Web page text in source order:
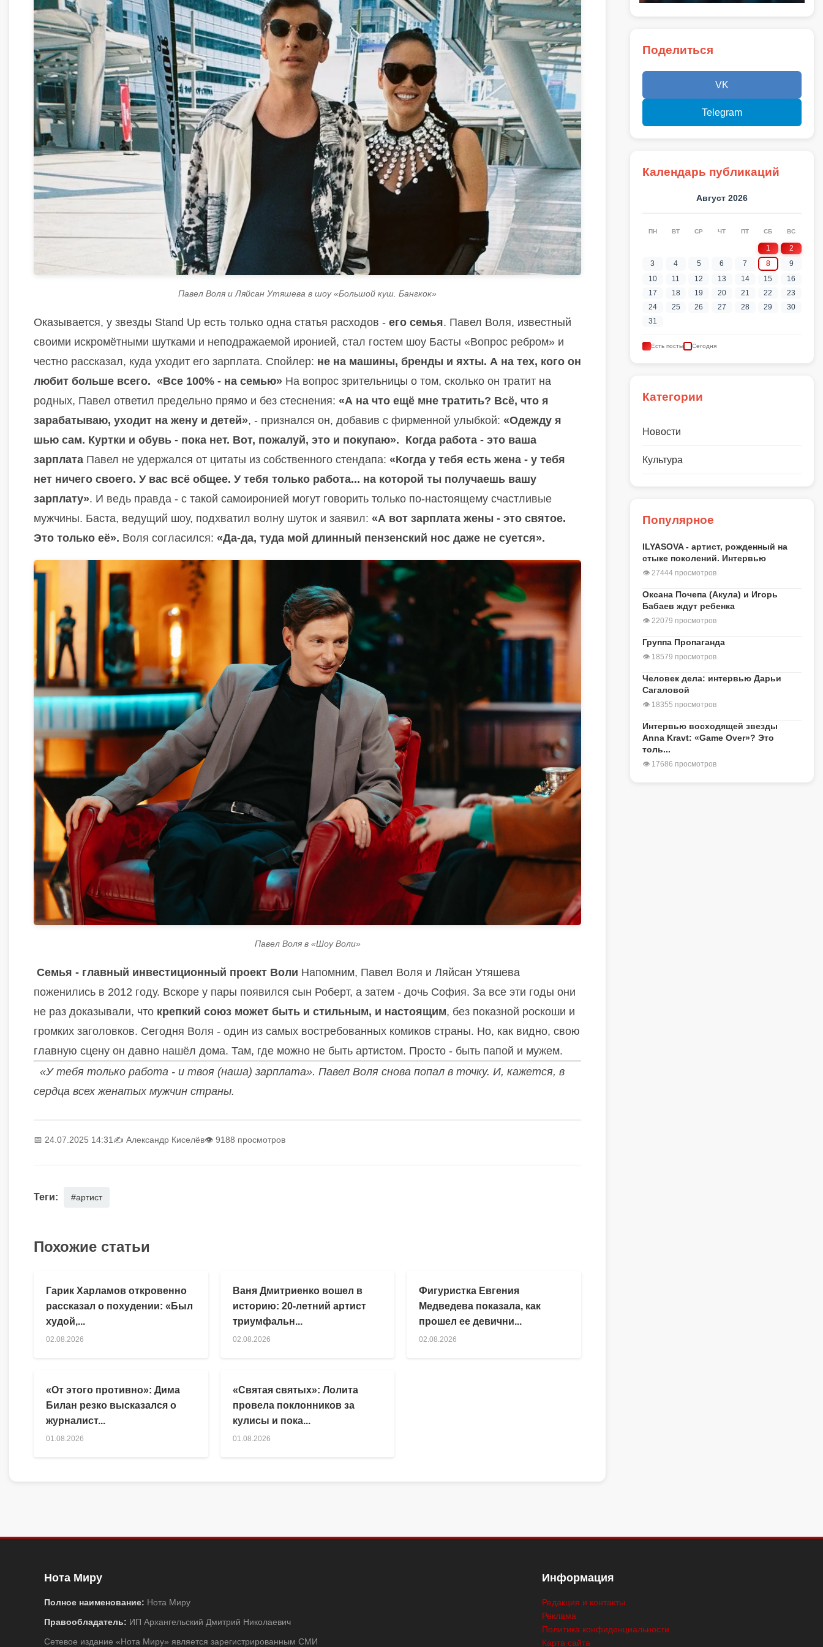
Павел Воля и Ляйсан Утяшева в шоу «Большой куш. Бангкок»
Оказывается, у звезды Stand Up есть только одна статья расходов - его семья. Павел Воля, известный
своими искромётными шутками и неподражаемой иронией, стал гостем шоу Басты «Вопрос ребром» и
честно рассказал, куда уходит его зарплата. Спойлер: не на машины, бренды и яхты. А на тех, кого он
любит больше всего. «Все 100% - на семью» На вопрос зрительницы о том, сколько он тратит на
родных, Павел ответил предельно прямо и без стеснения: «А на что ещё мне тратить? Всё, что я
зарабатываю, уходит на жену и детей», - признался он, добавив с фирменной улыбкой: «Одежду я
шью сам. Куртки и обувь - пока нет. Вот, пожалуй, это и покупаю». Когда работа - это ваша
зарплата Павел не удержался от цитаты из собственного стендапа: «Когда у тебя есть жена - у тебя
нет ничего своего. У вас всё общее. У тебя только работа... на которой ты получаешь вашу
зарплату». И ведь правда - с такой самоиронией могут говорить только по-настоящему счастливые
мужчины. Баста, ведущий шоу, подхватил волну шуток и заявил: «А вот зарплата жены - это святое.
Это только её». Воля согласился: «Да-да, туда мой длинный пензенский нос даже не суется».
Павел Воля в «Шоу Воли»
Семья - главный инвестиционный проект Воли Напомним, Павел Воля и Ляйсан Утяшева
поженились в 2012 году. Вскоре у пары появился сын Роберт, а затем - дочь София. За все эти годы они
не раз доказывали, что крепкий союз может быть и стильным, и настоящим, без показной роскоши и
громких заголовков. Сегодня Воля - один из самых востребованных комиков страны. Но, как видно, свою
главную сцену он давно нашёл дома. Там, где можно не быть артистом. Просто - быть папой и мужем.
«У тебя только работа - и твоя (наша) зарплата». Павел Воля снова попал в точку. И, кажется, в
сердца всех женатых мужчин страны.
📅 24.07.2025 14:31 ✍️ Александр Киселёв👁 9188 просмотров
Теги: #артист
Похожие статьи
Гарик Харламов откровенно
рассказал о похудении: «Был
худой,...
02.08.2026
Ваня Дмитриенко вошел в
историю: 20-летний артист
триумфальн...
02.08.2026
Фигуристка Евгения
Медведева показала, как
прошел ее девични...
02.08.2026
«От этого противно»: Дима
Билан резко высказался о
журналист...
01.08.2026
«Святая святых»: Лолита
провела поклонников за
кулисы и пока...
01.08.2026
Поделиться
VK
Telegram
Календарь публикаций
Август 2026
ПН ВТ СР ЧТ ПТ СБ ВС
1
2
3
4 5 6 7 8
9
10
11 12 13 14 15
16
17
18 19 20 21 22
23
24
25 26 27 28 29
30
31
Есть посты Сегодня
Категории
Новости
Культура
Популярное
ILYASOVA - артист, рожденный на
стыке поколений. Интервью
👁 27444 просмотров
Оксана Почепа (Акула) и Игорь
Бабаев ждут ребенка
👁 22079 просмотров
Группа Пропаганда
👁 18579 просмотров
Человек дела: интервью Дарьи
Сагаловой
👁 18355 просмотров
Интервью восходящей звезды
Anna Kravt: «Game Over»? Это
толь...
👁 17686 просмотров
Нота Миру
Полное наименование: Нота Миру
Правообладатель: ИП Архангельский Дмитрий Николаевич
Сетевое издание «Нота Миру» является зарегистрированным СМИ
Информация
Редакция и контакты
Реклама
Политика конфиденциальности
Карта сайта